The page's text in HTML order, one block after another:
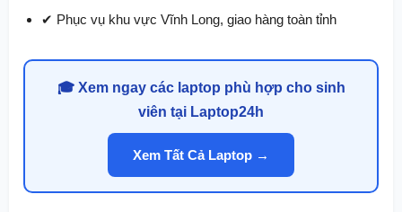
✔ Phục vụ khu vực Vĩnh Long, giao hàng toàn tỉnh
🎓 Xem ngay các laptop phù hợp cho sinh
viên tại Laptop24h
Xem Tất Cả Laptop →